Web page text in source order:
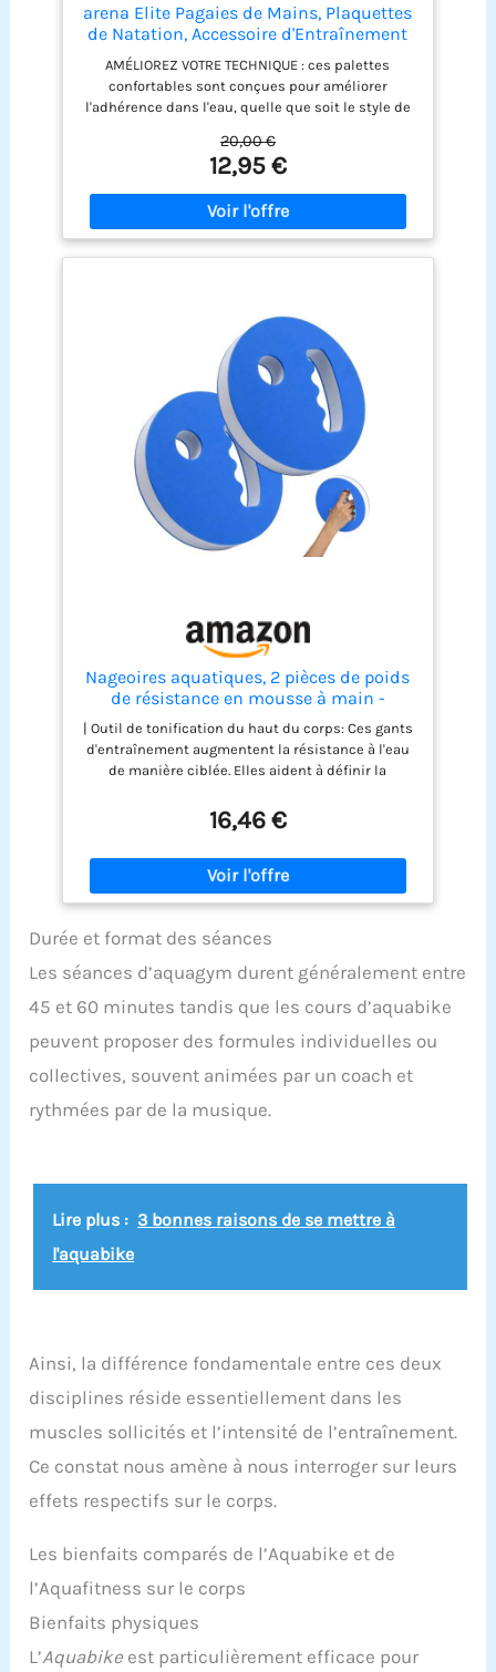
arena Elite Pagaies de Mains, Plaquettes
de Natation, Accessoire d'Entraînement
de Piscine, Pagaies de Piscine avec
Sangles Ajustables, Paume Non Couverte
AMÉLIOREZ VOTRE TECHNIQUE : ces palettes
confortables sont conçues pour améliorer
l'adhérence dans l'eau, quelle que soit le style de
nageurs en forme SENS DE L'EAU : Les palmes
arena Elite Finger Paddles offrent une expérience
tactile améliorée, augmentant la friction et
améliorant la perception de l'eau grâce à la
paume non couverte UNIVERSAL FIT : ces palmes
de piscine sont équipées de sangles en
optimale et confortable RÉDUCTION DES
BLESSURES : idéales pour renforcer les avant-bras,
les palmes permettent d'améliorer la technique
de nage sans pression excessive sur les épaules,
réduisant ainsi le risque de blessure
COMPOSITION : Ces palmes sont composées à 90%
de polyéthylène et à 10% de caoutchouc
thermoplastique et ne contiennent pas de PVC, ce
qui en fait un accessoire d'entraînement fiable et
sûr
20,00 €
12,95 €
Nageoires aquatiques, 2 pièces de poids
de résistance en mousse à main -
équipement d'entraînement pour
piscine, pour femmes, hommes, adultes,
sportifs, poids pour natation, aquagym,
fitness, sport
| Outil de tonification du haut du corps: Ces gants
d'entraînement augmentent la résistance à l'eau
de manière ciblée. Elles aident à définir la
la poitrine et à sculpter les contours du corps,
idéales pour les exercices dynamiques dans l'eau.
| Augmentation des performances sportives: les
disques aquatiques favorisent l'endurance
musculaire et améliorent les performances
ce qui permet une augmentation progressive de
les plans de fitness personnalisés. Optimise vos
compétences : Les disques d’exercices
aquatiques sont conçus pour optimiser les
compétences à chaque utilisation. La résistance à
l'eau du palme manuel est utilisée dans les
piscines ou les eaux ouvertes, garantissant ainsi
des progrès constants pour tous les utilisateurs,
main sûre pour les enfants. Conçues pour être
utilisées par toutes les tranches d'âge et avec des
intensités d'entraînement ajustables pour les
l’enthousiasme de toutes les tranches d’âge, les
pour les entraînements en piscine et
garantissent un plaisir supplémentaire lors des
activités de fitness aquatique. Son attrait visuel
bicolore attrayant pendant l'utilisation souligne le
aquatique rend l'entraînement à la piscine varié,
expérience rafraîchissante
16,46 €
Durée et format des séances
Les séances d’aquagym durent généralement entre
45 et 60 minutes tandis que les cours d’aquabike
peuvent proposer des formules individuelles ou
collectives, souvent animées par un coach et
rythmées par de la musique.
Lire plus : 3 bonnes raisons de se mettre à
l'aquabike
Ainsi, la différence fondamentale entre ces deux
disciplines réside essentiellement dans les
muscles sollicités et l’intensité de l’entraînement.
Ce constat nous amène à nous interroger sur leurs
effets respectifs sur le corps.
Les bienfaits comparés de l’Aquabike et de
l’Aquafitness sur le corps
Bienfaits physiques
L’Aquabike est particulièrement efficace pour